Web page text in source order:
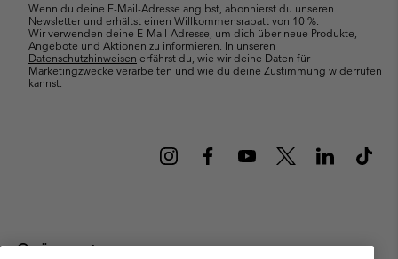
Wenn du deine E-Mail-Adresse angibst, abonnierst du unseren
Newsletter und erhältst einen Willkommensrabatt von 10 %.
Wir verwenden deine E-Mail-Adresse, um dich über neue Produkte,
Angebote und Aktionen zu informieren. In unseren
Datenschutzhinweisen erfährst du, wie wir deine Daten für
Marketingzwecke verarbeiten und wie du deine Zustimmung widerrufen
kannst.
Österreich